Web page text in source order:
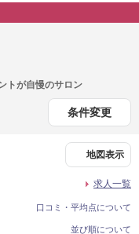
トが自慢のサロン
条件変更
地図表示
求人一覧
口コミ・平均点について
並び順について